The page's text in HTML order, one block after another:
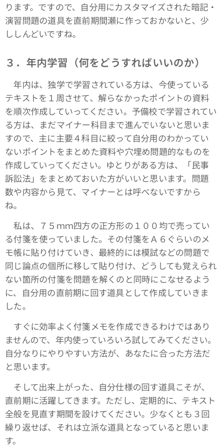
ります。ですので、自分用にカスタマイズされた暗記・
演習問題の道具を直前期間瀬に作っておかないと、少
ししんどいですね。
３．年内学習（何をどうすればいいのか）
年内は、独学で学習されている方は、今使っている
テキストを１周させて、解らなかったポイントの資料
を順次作成していってください。予備校で学習されてい
る方は、まだマイナー科目まで進んでいないと思いま
すので、主に主要４科目に絞って自分用のわかってい
ないポイントをまとめた資料や穴埋め問題的なものを
作成していってください。ゆとりがある方は、「民事
訴訟法」をまとめておいた方がいいと思います。問題
数や内容から見て、マイナーとは呼べないですから
ね。
私は、７５ｍｍ四方の正方形の１００均で売ってい
る付箋を使っていました。その付箋をＡ６ぐらいのメ
モ帳に貼り付けていき、最終的には模試などの問題で
同じ論点の個所に移して貼り付け、どうしても覚えられ
ない箇所の付箋を問題を解くのと同時にこなせるよう
に、自分用の直前期に回す道具として作成していきま
した。
すぐに効率よく付箋メモを作成できるわけではあり
ませんので、年内使っていろいろ試してみてください。
自分なりにやりやすい方法が、あなたに合った方法だ
と思います。
そして出来上がった、自分仕様の回す道具こそが、
直前期に活躍してきます。ただし、定期的に、テキスト
全般を見直す期間を設けてください。少なくとも３回
繰り返せば、それは立派な道具となっていると思いま
す。